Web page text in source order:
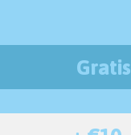
Gratis